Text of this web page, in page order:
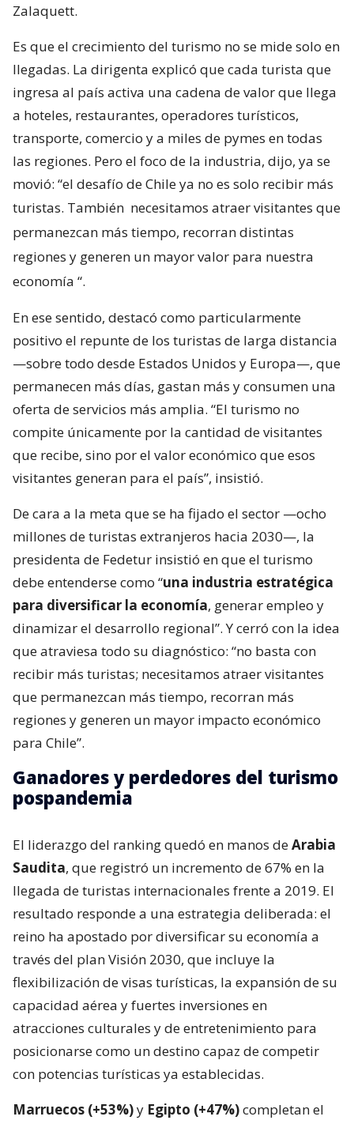
Zalaquett.
Es que el crecimiento del turismo no se mide solo en
llegadas. La dirigenta explicó que cada turista que
ingresa al país activa una cadena de valor que llega
a hoteles, restaurantes, operadores turísticos,
transporte, comercio y a miles de pymes en todas
las regiones. Pero el foco de la industria, dijo, ya se
movió: “el desafío de Chile ya no es solo recibir más
turistas. También necesitamos atraer visitantes que
permanezcan más tiempo, recorran distintas
regiones y generen un mayor valor para nuestra
economía “.
En ese sentido, destacó como particularmente
positivo el repunte de los turistas de larga distancia
—sobre todo desde Estados Unidos y Europa—, que
permanecen más días, gastan más y consumen una
oferta de servicios más amplia. “El turismo no
compite únicamente por la cantidad de visitantes
que recibe, sino por el valor económico que esos
visitantes generan para el país”, insistió.
De cara a la meta que se ha fijado el sector —ocho
millones de turistas extranjeros hacia 2030—, la
presidenta de Fedetur insistió en que el turismo
debe entenderse como “una industria estratégica
para diversificar la economía, generar empleo y
dinamizar el desarrollo regional”. Y cerró con la idea
que atraviesa todo su diagnóstico: “no basta con
recibir más turistas; necesitamos atraer visitantes
que permanezcan más tiempo, recorran más
regiones y generen un mayor impacto económico
para Chile”.
Ganadores y perdedores del turismo
pospandemia
El liderazgo del ranking quedó en manos deArabia
Saudita, que registró un incremento de 67% en la
llegada de turistas internacionales frente a 2019. El
resultado responde a una estrategia deliberada: el
reino ha apostado por diversificar su economía a
través del plan Visión 2030, que incluye la
flexibilización de visas turísticas, la expansión de su
capacidad aérea y fuertes inversiones en
atracciones culturales y de entretenimiento para
posicionarse como un destino capaz de competir
con potencias turísticas ya establecidas.
Marruecos (+53%)y Egipto (+47%)completan el